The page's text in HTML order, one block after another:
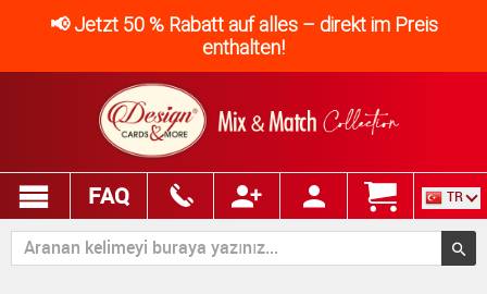
📢 Jetzt 50 % Rabatt auf alles – direkt im Preis
enthalten!
FAQ TR